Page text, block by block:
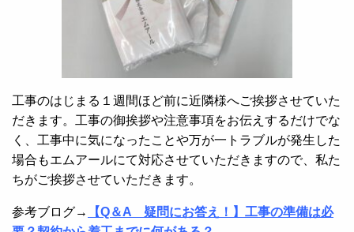
工事のはじまる１週間ほど前に近隣様へご挨拶させていた
だきます。工事の御挨拶や注意事項をお伝えするだけでな
く、工事中に気になったことや万が一トラブルが発生した
場合もエムアールにて対応させていただきますので、私た
ちがご挨拶させていただきます。
参考ブログ→
【Q＆A 疑問にお答え！】工事の準備は必